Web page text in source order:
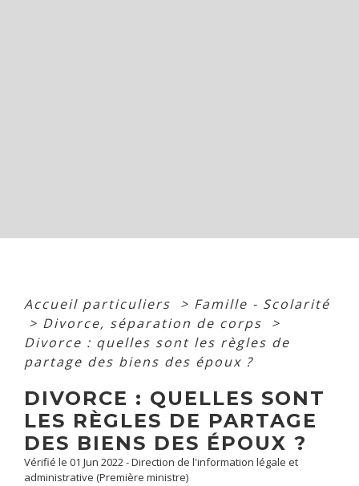
Accueil particuliers > Famille - Scolarité
> Divorce, séparation de corps
>
Divorce : quelles sont les règles de
partage des biens des époux ?
DIVORCE : QUELLES SONT
LES RÈGLES DE PARTAGE
DES BIENS DES ÉPOUX ?
Vérifié le 01 Jun 2022 - Direction de l'information légale et
administrative (Première ministre)